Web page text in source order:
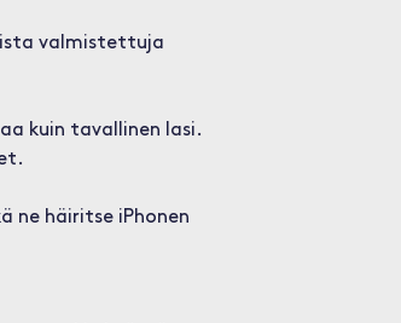
valmistettuja
kuin tavallinen lasi.
ne häiritse iPhonen